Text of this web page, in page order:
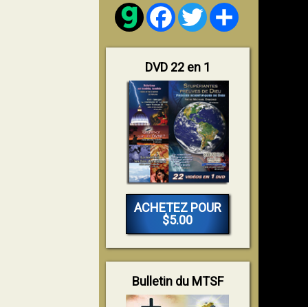
FacebookTwitter
DVD 22 en 1
ACHETEZ POUR
$5.00
Bulletin du MTSF